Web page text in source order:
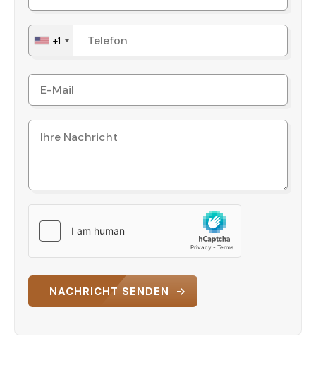
+1
NACHRICHT SENDEN